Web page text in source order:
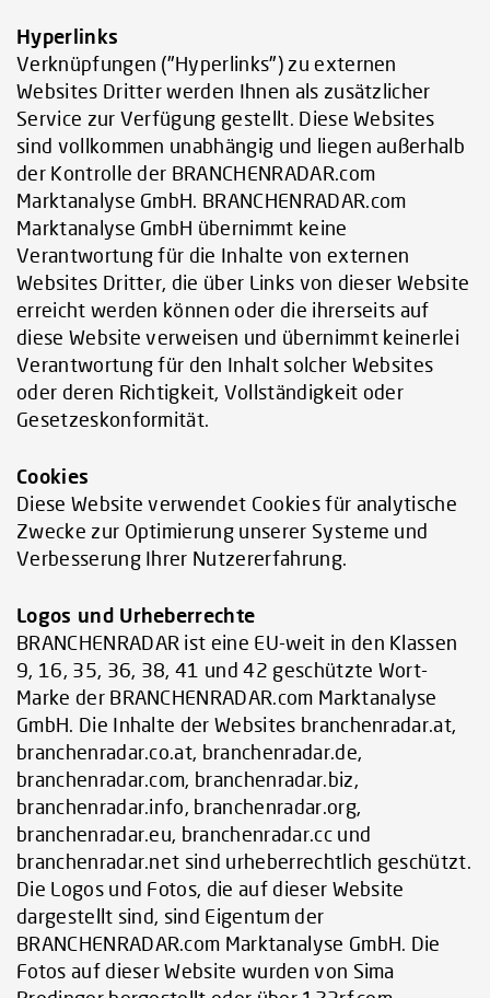
Hyperlinks
Verknüpfungen ("Hyperlinks") zu externen
Websites Dritter werden Ihnen als zusätzlicher
Service zur Verfügung gestellt. Diese Websites
sind vollkommen unabhängig und liegen außerhalb
der Kontrolle der BRANCHENRADAR.com
Marktanalyse GmbH. BRANCHENRADAR.com
Marktanalyse GmbH übernimmt keine
Verantwortung für die Inhalte von externen
Websites Dritter, die über Links von dieser Website
erreicht werden können oder die ihrerseits auf
diese Website verweisen und übernimmt keinerlei
Verantwortung für den Inhalt solcher Websites
oder deren Richtigkeit, Vollständigkeit oder
Gesetzeskonformität.
Cookies
Diese Website verwendet Cookies für analytische
Zwecke zur Optimierung unserer Systeme und
Verbesserung Ihrer Nutzererfahrung.
Logos und Urheberrechte
BRANCHENRADAR ist eine EU-weit in den Klassen
9, 16, 35, 36, 38, 41 und 42 geschützte Wort-
Marke der BRANCHENRADAR.com Marktanalyse
GmbH. Die Inhalte der Websites branchenradar.at,
branchenradar.co.at, branchenradar.de,
branchenradar.com, branchenradar.biz,
branchenradar.info, branchenradar.org,
branchenradar.eu, branchenradar.cc und
branchenradar.net sind urheberrechtlich geschützt.
Die Logos und Fotos, die auf dieser Website
dargestellt sind, sind Eigentum der
BRANCHENRADAR.com Marktanalyse GmbH. Die
Fotos auf dieser Website wurden von Sima